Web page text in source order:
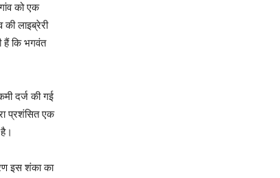
को एक
लाइब्रेरी
हैं कि भगवंत
दर्ज की गई
प्रशंसित एक
इस शंका का